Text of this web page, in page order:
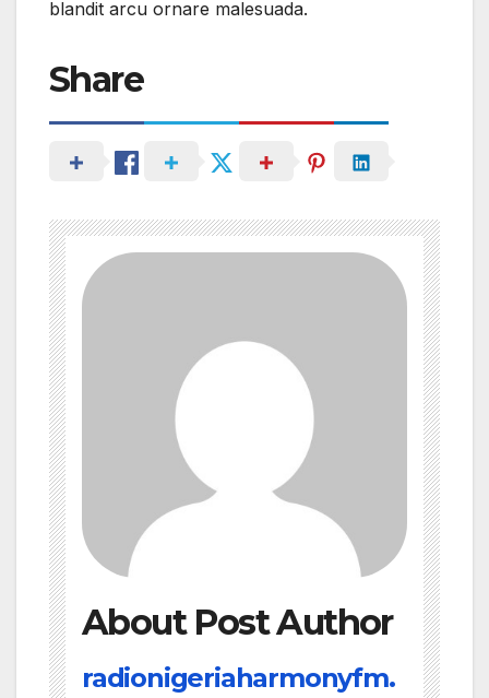
blandit arcu ornare malesuada.
Share
About Post Author
radionigeriaharmonyfm.